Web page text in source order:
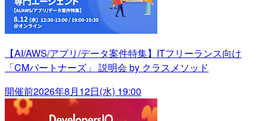
【AI/AWS/アプリ/データ案件特集】ITフリーランス向け
「CMパートナーズ」 説明会 by クラスメソッド
開催前2026年8月12日(水) 19:00